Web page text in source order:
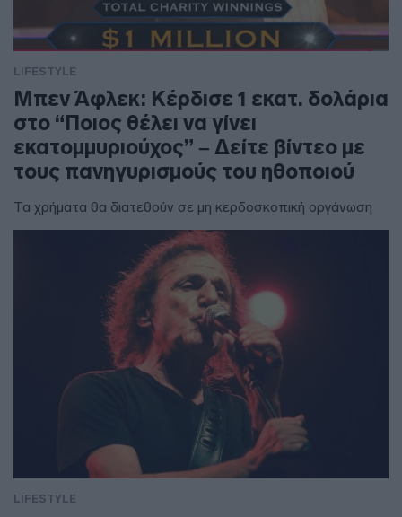
LIFESTYLE
Μπεν Άφλεκ: Κέρδισε 1 εκατ. δολάρια
στο “Ποιος θέλει να γίνει
εκατομμυριούχος” – Δείτε βίντεο με
τους πανηγυρισμούς του ηθοποιού
Τα χρήματα θα διατεθούν σε μη κερδοσκοπική οργάνωση
LIFESTYLE